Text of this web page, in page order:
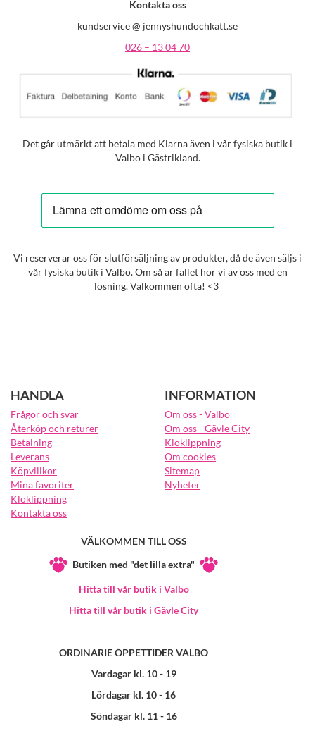
Kontakta oss
kundservice @ jennyshundochkatt.se
026 – 13 04 70
Det går utmärkt att betala med Klarna även i vår fysiska butik i
Valbo i Gästrikland.
Vi reserverar oss för slutförsäljning av produkter, då de även säljs i
vår fysiska butik i Valbo. Om så är fallet hör vi av oss med en
lösning. Välkommen ofta! <3
HANDLA
Frågor och svar
Återköp och returer
Betalning
Leverans
Köpvillkor
Mina favoriter
Kloklippning
Kontakta oss
INFORMATION
Om oss - Valbo
Om oss - Gävle City
Kloklippning
Om cookies
Sitemap
Nyheter
VÄLKOMMEN TILL OSS
Butiken med "det lilla extra"
Hitta till vår butik i Valbo
Hitta till vår butik i Gävle City
ORDINARIE ÖPPETTIDER VALBO
Vardagar kl. 10 - 19
Lördagar kl. 10 - 16
Söndagar kl. 11 - 16